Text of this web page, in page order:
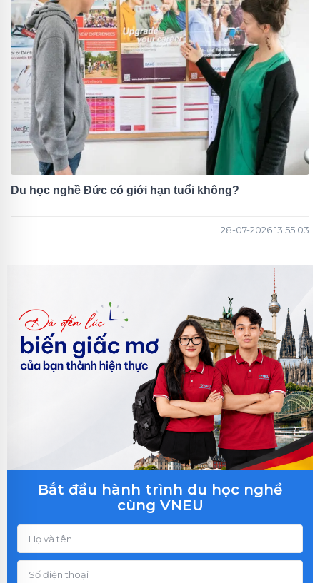
Du học nghề Đức có giới hạn tuổi không?
28-07-2026 13:55:03
Bắt đầu hành trình du học nghề
cùng VNEU